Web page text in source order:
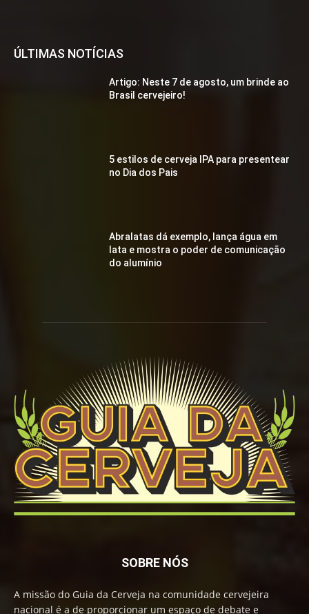
ÚLTIMAS NOTÍCIAS
Artigo: Neste 7 de agosto, um brinde ao
Brasil cervejeiro!
5 estilos de cerveja IPA para presentear
no Dia dos Pais
Abralatas dá exemplo, lança água em
lata e mostra o poder de comunicação
do alumínio
SOBRE NÓS
A missão do Guia da Cerveja na comunidade cervejeira
nacional é a de proporcionar um espaço de debate e